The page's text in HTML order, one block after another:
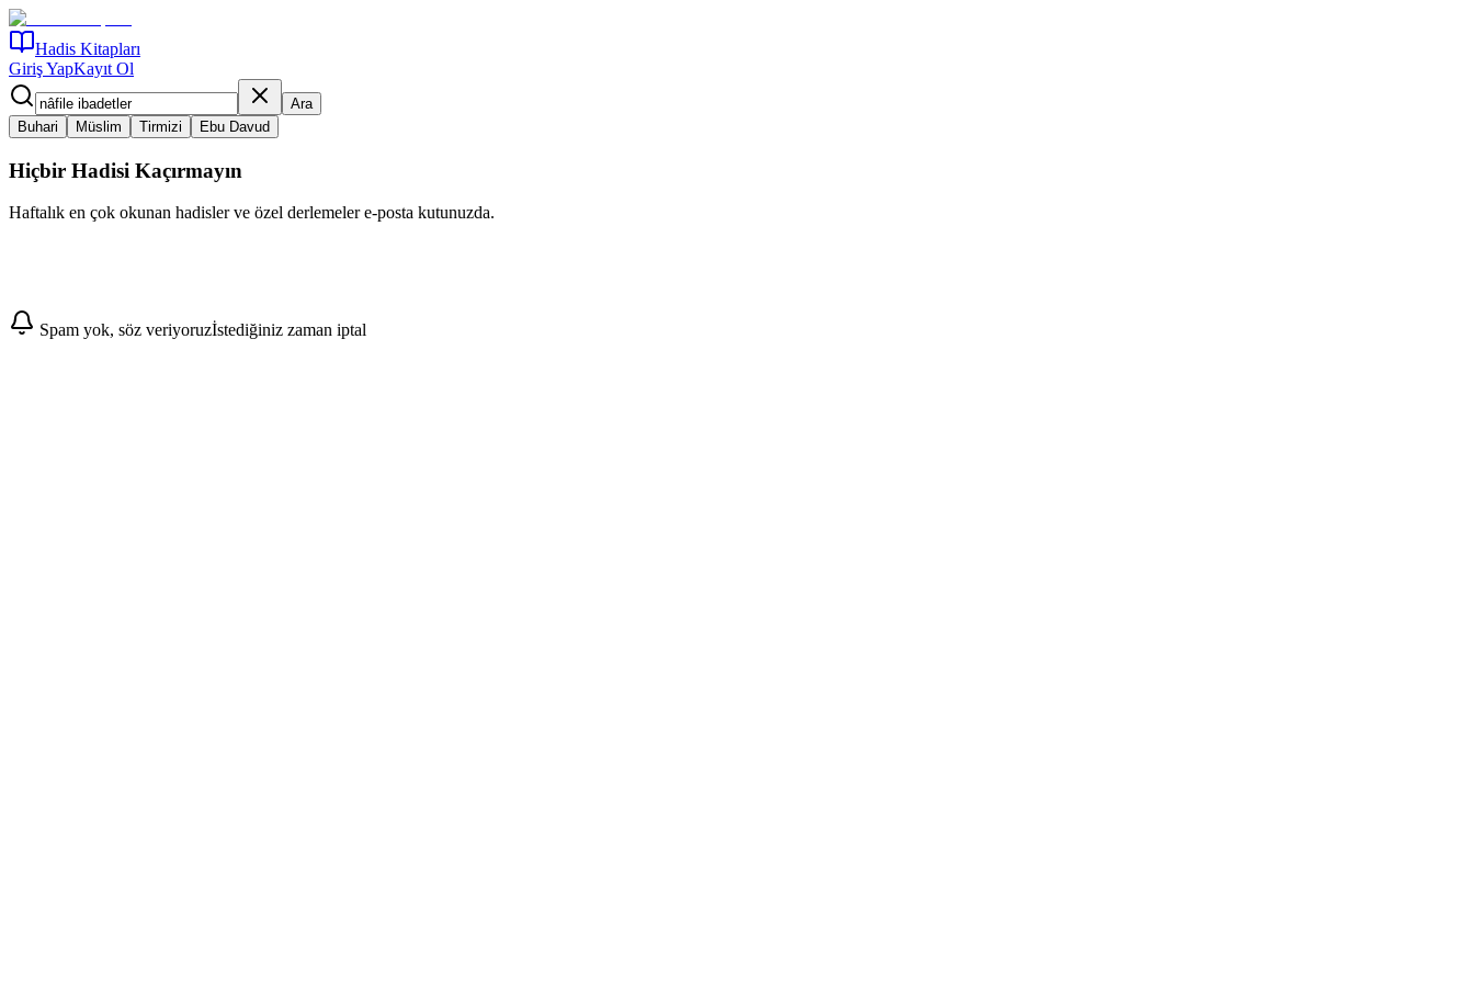
Hadis Kitapları
Giriş YapKayıt Ol
Ara
Buhari
Müslim Tirmizi Ebu Davud
Hiçbir Hadisi Kaçırmayın
Haftalık en çok okunan hadisler ve özel derlemeler e-posta kutunuzda.
Abone Ol
Spam yok, söz veriyoruzİstediğiniz zaman iptal